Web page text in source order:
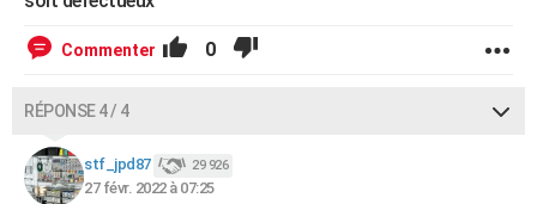
Commenter 0
RÉPONSE 4 / 4
stf_jpd87 29 926
27 févr. 2022 à 07:25